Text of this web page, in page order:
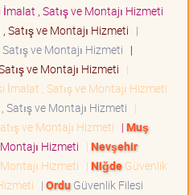
, Satış ve Montajı Hizmeti
Satış ve Montajı Hizmeti |
ve Montajı Hizmeti |
ve Montajı Hizmeti |
İmalat , Satış ve Montajı Hizmeti
ve Montajı Hizmeti |
ve Montajı Hizmeti | Muş
Hizmeti | Nevşehir
Hizmeti | NiğdeGüvenlik
| OrduGüvenlik Filesi